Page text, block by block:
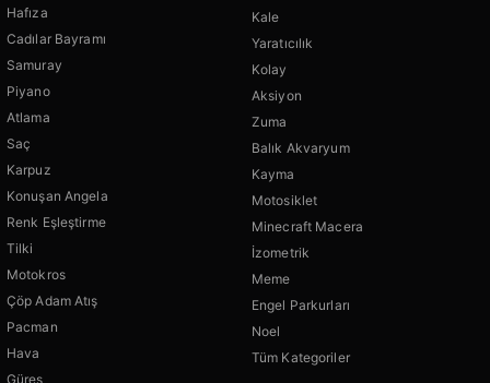
Hafıza
Cadılar Bayramı
Samuray
Piyano
Atlama
Saç
Karpuz
Konuşan Angela
Renk Eşleştirme
Tilki
Motokros
Çöp Adam Atış
Pacman
Hava
Güreş
Kale
Yaratıcılık
Kolay
Aksiyon
Zuma
Balık Akvaryum
Kayma
Motosiklet
Minecraft Macera
İzometrik
Meme
Engel Parkurları
Noel
Tüm Kategoriler